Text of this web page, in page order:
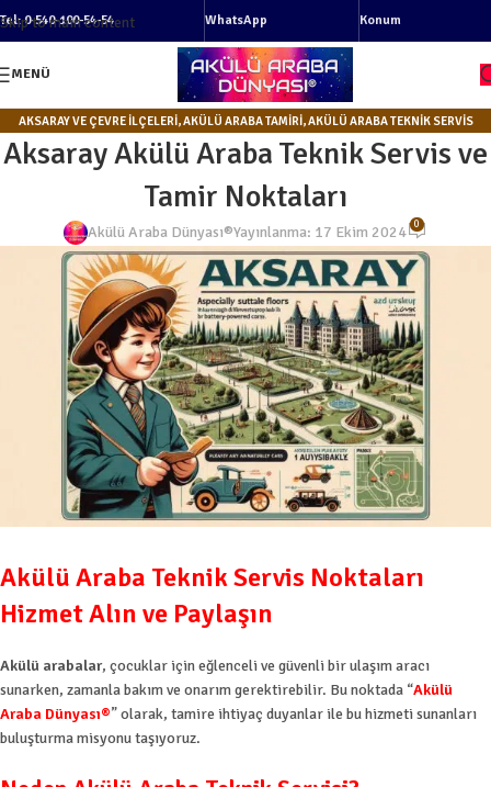
Skip to main content
Tel: 0-540-100-54-54 WhatsApp Konum
MENÜ
AKSARAY VE ÇEVRE İLÇELERI,AKÜLÜ ARABA TAMIRI,AKÜLÜ ARABA TEKNIK SERVIS
NOKTALARI ,GENEL
Aksaray Akülü Araba Teknik Servis ve
Tamir Noktaları
Akülü Araba Dünyası®Yayınlanma: 17 Ekim 2024 0
Akülü Araba Teknik Servis Noktaları
Hizmet Alın ve Paylaşın
Akülü arabalar, çocuklar için eğlenceli ve güvenli bir ulaşım aracı
sunarken, zamanla bakım ve onarım gerektirebilir. Bu noktada “Akülü
Araba Dünyası®” olarak, tamire ihtiyaç duyanlar ile bu hizmeti sunanları
buluşturma misyonu taşıyoruz.